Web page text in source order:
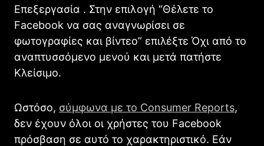
Επεξεργασία . Στην επιλογή “Θέλετε το
Facebook να σας αναγνωρίσει σε
φωτογραφίες και βίντεο” επιλέξτε Όχι από το
αναπτυσσόμενο μενού και μετά πατήστε
Κλείσιμο.
Ωστόσο, σύμφωνα με το Consumer Reports,
δεν έχουν όλοι οι χρήστες του Facebook
πρόσβαση σε αυτό το χαρακτηριστικό. Εάν